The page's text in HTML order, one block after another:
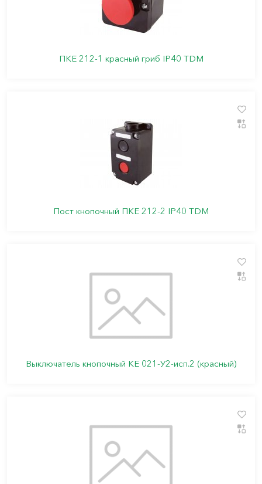
ПКЕ 212-1 красный гриб IP40 TDM
Пост кнопочный ПКЕ 212-2 IP40 TDM
Выключатель кнопочный КЕ 021-У2-исп.2 (красный)